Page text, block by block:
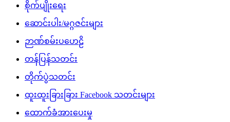
စိုက်ပျိုးရေး
ဆောင်းပါး/မဂ္ဂဇင်းများ
ဉာဏ်စမ်းပဟေဠိ
တန်ပြန်သတင်း
တိုက်ပွဲသတင်း
ထူးထူးခြားခြား Facebook သတင်းများ
ထောက်ခံအားပေးမှု